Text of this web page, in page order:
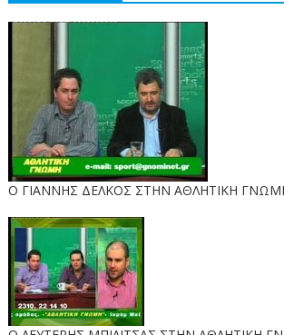
Ο ΓΙΑΝΝΗΣ ΔΕΛΚΟΣ ΣΤΗΝ ΑΘΛΗΤΙΚΗ